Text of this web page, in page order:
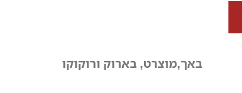
באך,מוצרט, בארוק ורוקוקו